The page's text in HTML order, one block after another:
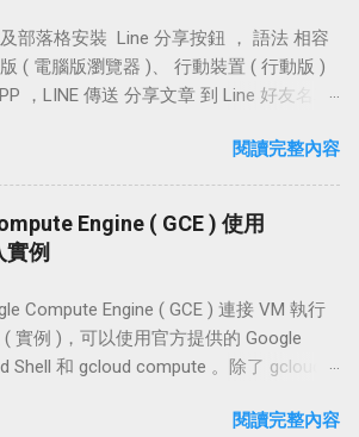
色區塊中的「puttygen.exe」。 Step2 建立
公鑰與私鑰」密鑰對 點擊運行並打開
」之後，選擇 SSH-2 ( RSA )
bits，按下畫面中的「Generate」就能開
需要權限： 讀取及變更您造訪過的網站上
資料 操作介紹 使用時按下 ColorPick
圖示，即可在網頁中的任意位置擷
，需查看 HSL 色碼值可點擊設置 ( 齒鑰 )
頁面即可選取 HSL 選項，另外曾經擷取
顏色也會保留在這一頁
並按下確定，即可完成登入的動作。
的手機簡訊 兩步驟認證 登入，在設置時
複，若你一直設定不成功，不妨參考本
置方法，相信可以很快的完成簡訊登入
！ 相關連結 Twitter 官方網站「
步驗證登入設定 測試登入時是否有收到
動設備 app 雙重認證設定 測試 app 中是
驗證登入設定 首先，使用行動智慧型裝
家用電腦的瀏覽器中前往 Twitter 移動版
https://mobile.twitter.com/ 」並直接輸
使用者】頭像並將網頁往下拉，點選【設
部落格安裝 Line 分享按鈕 ， 語法 相容
( 電腦版瀏覽器 )、 行動裝置 ( 行動版 )
，LINE 傳送 分享文章 到 Line 好友名單
LINE 分享按鈕」的方式有兩種，一種是
JavaScript 連結」，另一種是利用官方
的「LINE 函式庫」，當然 行動版 及 App
。 無論是圖片連結的方式，或是使用官
庫將文章分享到 LINE，都能夠正常抓取
的「網址、圖片、標題、描述」。從行動
上按下我們在行動版或網頁版裡設置的
分享按鈕，也能夠正常的開啟 LINE APP 做
文章的動作，將文章分享給好友。 本文中
分享按鈕語法」除了一般安裝方式，也
閱讀完整內容
Engine ( GCE ) 使用
實例
Compute Engine ( GCE ) 連接 VM 執行
( 實例 )，可以使用官方提供的 Google
Shell 和 gcloud compute 。除了 gcloud
的方式登入 GCE 實例 ，如果你找不到方法
閱讀完整內容